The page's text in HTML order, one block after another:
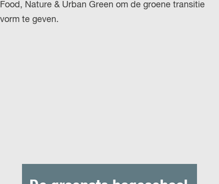
Food, Nature & Urban Green om de groene transitie
vorm te geven.